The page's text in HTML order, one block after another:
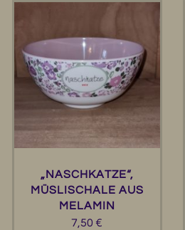
„NASCHKATZE“,
MÜSLISCHALE AUS
MELAMIN
7,50 €